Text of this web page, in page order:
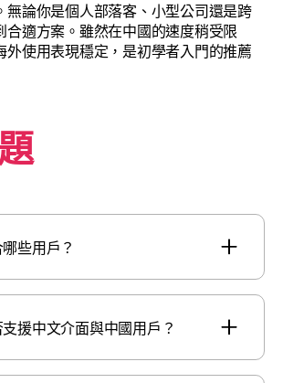
無論你是個人部落客、小型公司還是跨
合適方案。雖然在中國的速度稍受限
外使用表現穩定，是初學者入門的推薦
些用戶？
援中文介面與中國用戶？